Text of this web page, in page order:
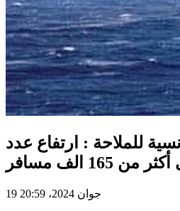
للملاحة : ارتفاع عدد
الف مسافر
19 جوان 2024، 20:59